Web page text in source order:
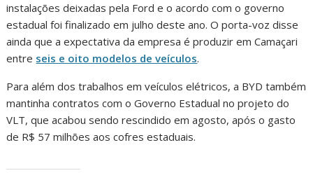
instalações deixadas pela Ford e o acordo com o governo
estadual foi finalizado em julho deste ano. O porta-voz disse
ainda que a expectativa da empresa é produzir em Camaçari
entre seis e oito modelos de veículos.
Para além dos trabalhos em veículos elétricos, a BYD também
mantinha contratos com o Governo Estadual no projeto do
VLT, que acabou sendo rescindido em agosto, após o gasto
de R$ 57 milhões aos cofres estaduais.